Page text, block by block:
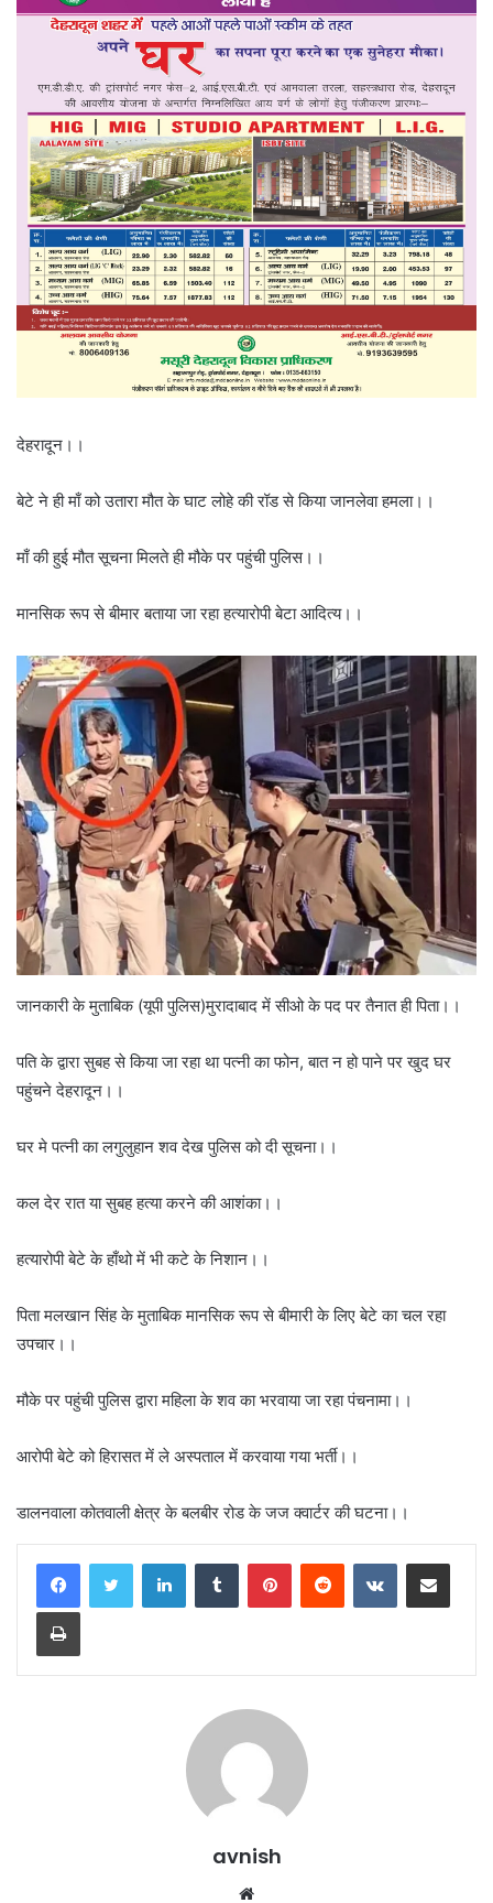
देहरादून।।
बेटे ने ही माँ को उतारा मौत के घाट लोहे की रॉड से किया जानलेवा हमला।।
माँ की हुई मौत सूचना मिलते ही मौके पर पहुंची पुलिस।।
मानसिक रूप से बीमार बताया जा रहा हत्यारोपी बेटा आदित्य।।
जानकारी के मुताबिक (यूपी पुलिस)मुरादाबाद में सीओ के पद पर तैनात ही पिता।।
पति के द्वारा सुबह से किया जा रहा था पत्नी का फोन, बात न हो पाने पर खुद घर
पहुंचने देहरादून।।
घर मे पत्नी का लगुलुहान शव देख पुलिस को दी सूचना।।
कल देर रात या सुबह हत्या करने की आशंका।।
हत्यारोपी बेटे के हाँथो में भी कटे के निशान।।
पिता मलखान सिंह के मुताबिक मानसिक रूप से बीमारी के लिए बेटे का चल रहा
उपचार।।
मौके पर पहुंची पुलिस द्वारा महिला के शव का भरवाया जा रहा पंचनामा।।
आरोपी बेटे को हिरासत में ले अस्पताल में करवाया गया भर्ती।।
डालनवाला कोतवाली क्षेत्र के बलबीर रोड के जज क्वार्टर की घटना।।
LinkedInTumblr PinterestReddit VKontakteShare via Email
Print
avnish